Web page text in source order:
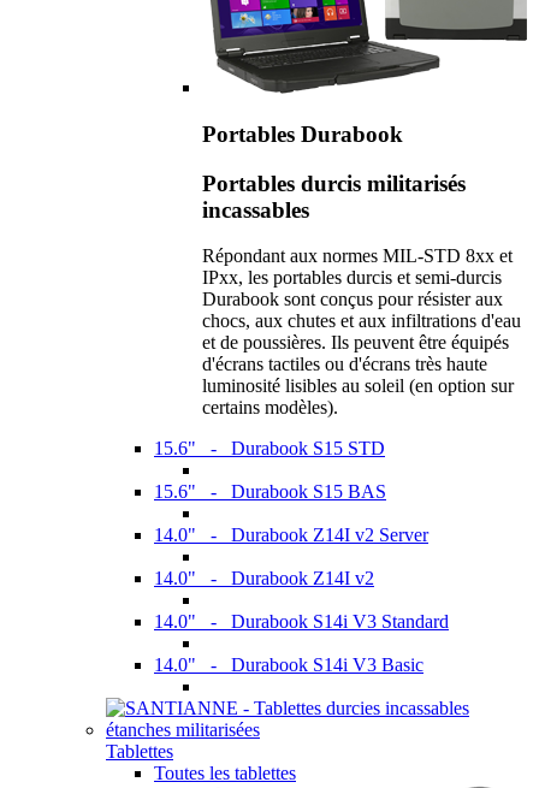
Portables Durabook
Portables durcis militarisés
incassables
Répondant aux normes MIL-STD 8xx et
IPxx, les portables durcis et semi-durcis
Durabook sont conçus pour résister aux
chocs, aux chutes et aux infiltrations d'eau
et de poussières. Ils peuvent être équipés
d'écrans tactiles ou d'écrans très haute
luminosité lisibles au soleil (en option sur
certains modèles).
15.6" - Durabook S15 STD
15.6" - Durabook S15 BAS
14.0" - Durabook Z14I v2 Server
14.0" - Durabook Z14I v2
14.0" - Durabook S14i V3 Standard
14.0" - Durabook S14i V3 Basic
Tablettes
Toutes les tablettes